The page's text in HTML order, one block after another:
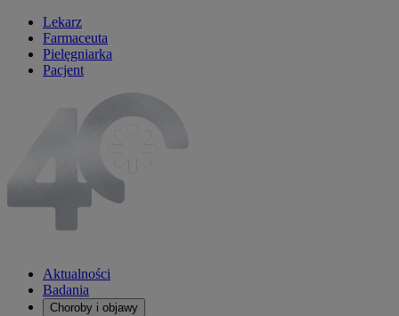
Lekarz
Farmaceuta
Pielęgniarka
Pacjent
Aktualności
Badania
Choroby i objawy